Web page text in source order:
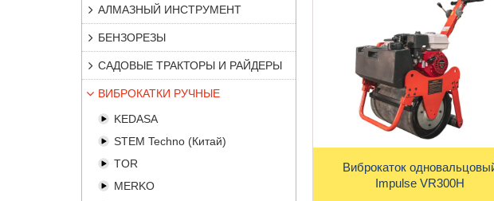
АЛМАЗНЫЙ ИНСТРУМЕНТ
БЕНЗОРЕЗЫ
САДОВЫЕ ТРАКТОРЫ И РАЙДЕРЫ
ВИБРОКАТКИ РУЧНЫЕ
KEDASA
STEM Techno (Китай)
TOR
MERKO
Виброкаток
Impulse VR300H